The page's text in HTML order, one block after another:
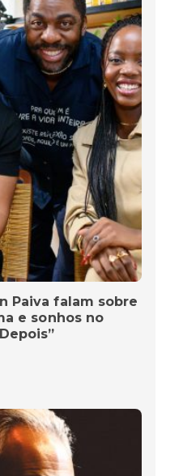
Paiva falam sobre
e sonhos no